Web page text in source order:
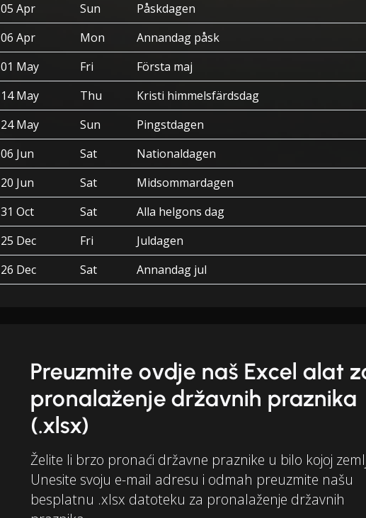
05 Apr
Sun
Påskdagen
06 Apr
Mon
Annandag påsk
01 May
Fri
Första maj
14 May
Thu
Kristi himmelsfärdsdag
24 May
Sun
Pingstdagen
06 Jun
Sat
Nationaldagen
20 Jun
Sat
Midsommardagen
31 Oct
Sat
Alla helgons dag
25 Dec
Fri
Juldagen
26 Dec
Sat Annandag jul
Preuzmite ovdje naš Excel alat
pronalaženje državnih praznika
(.xlsx)
Želite li brzo pronaći državne praznike u bilo kojoj
Unesite svoju e-mail adresu i odmah preuzmite našu
besplatnu .xlsx datoteku za pronalaženje državnih